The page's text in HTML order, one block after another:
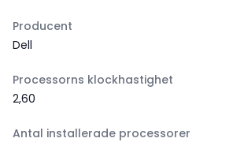
Producent
Dell
Processorns klockhastighet
2,60
Antal installerade processorer